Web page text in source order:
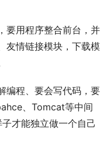
要用程序整合前台，并
友情链接模块，下载模
编程、要会写代码，要
、Tomcat等中间
才能独立做一个自己